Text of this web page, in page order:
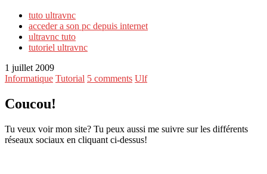
tuto ultravnc
acceder a son pc depuis internet
ultravnc tuto
tutoriel ultravnc
1 juillet 2009
Informatique Tutorial 5 comments Ulf
Coucou!
Tu veux voir mon site? Tu peux aussi me suivre sur les différents
réseaux sociaux en cliquant ci-dessus!